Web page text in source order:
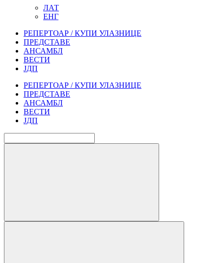
ЛАТ
ЕНГ
РЕПЕРТОАР / КУПИ УЛАЗНИЦЕ
ПРЕДСТАВЕ
АНСАМБЛ
ВЕСТИ
ЈДП
РЕПЕРТОАР / КУПИ УЛАЗНИЦЕ
ПРЕДСТАВЕ
АНСАМБЛ
ВЕСТИ
ЈДП